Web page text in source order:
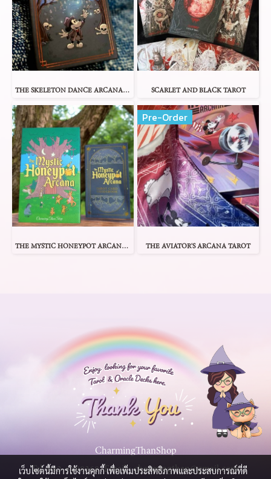
THE SKELETON DANCE ARCANA TAROT SCARLET AND BLACK TAROT
THE MYSTIC HONEYPOT ARCANA TAROT
Pre-Order
THE AVIATOR'S ARCANA TAROT
CharmingThanShop
Tel.082-6498368Email :charmingthan@gmail.com
เว็บไซต์นี้มีการใช้งานคุกกี้ เพื่อเพิ่มประสิทธิภาพและประสบการณ์ที่ดี